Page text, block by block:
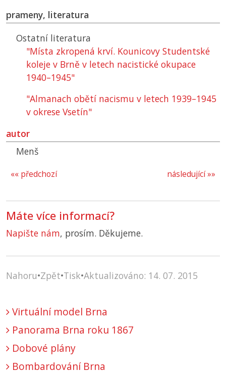
prameny, literatura
Ostatní literatura
"Místa zkropená krví. Kounicovy Studentské
koleje v Brně v letech nacistické okupace
1940–1945"
"Almanach obětí nacismu v letech 1939–1945
v okrese Vsetín"
autor
Menš
následující »»
«« předchozí
Máte více informací?
Napište nám, prosím. Děkujeme.
Nahoru•Zpět•Tisk•Aktualizováno: 14. 07. 2015
Virtuální model Brna
Panorama Brna roku 1867
Dobové plány
Bombardování Brna